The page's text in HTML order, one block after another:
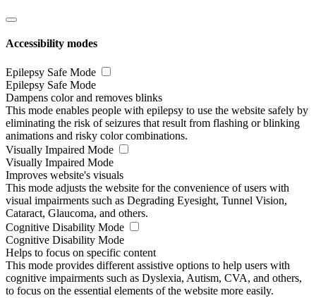
Accessibility modes
Epilepsy Safe Mode
Epilepsy Safe Mode
Dampens color and removes blinks
This mode enables people with epilepsy to use the website safely by
eliminating the risk of seizures that result from flashing or blinking
animations and risky color combinations.
Visually Impaired Mode
Visually Impaired Mode
Improves website's visuals
This mode adjusts the website for the convenience of users with
visual impairments such as Degrading Eyesight, Tunnel Vision,
Cataract, Glaucoma, and others.
Cognitive Disability Mode
Cognitive Disability Mode
Helps to focus on specific content
This mode provides different assistive options to help users with
cognitive impairments such as Dyslexia, Autism, CVA, and others,
to focus on the essential elements of the website more easily.